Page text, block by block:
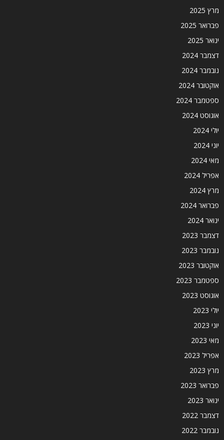
מרץ 2025
פברואר 2025
ינואר 2025
דצמבר 2024
נובמבר 2024
אוקטובר 2024
ספטמבר 2024
אוגוסט 2024
יולי 2024
יוני 2024
מאי 2024
אפריל 2024
מרץ 2024
פברואר 2024
ינואר 2024
דצמבר 2023
נובמבר 2023
אוקטובר 2023
ספטמבר 2023
אוגוסט 2023
יולי 2023
יוני 2023
מאי 2023
אפריל 2023
מרץ 2023
פברואר 2023
ינואר 2023
דצמבר 2022
נובמבר 2022